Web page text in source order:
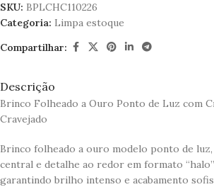
SKU: BPLCHC110226
Categoria: Limpa estoque
Compartilhar:
Descrição
Brinco Folheado a Ouro Ponto de Luz com
Cravejado
Brinco folheado a ouro modelo ponto de
central e detalhe ao redor em formato
garantindo brilho intenso e acabamento